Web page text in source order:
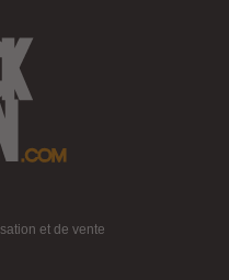
et de vente